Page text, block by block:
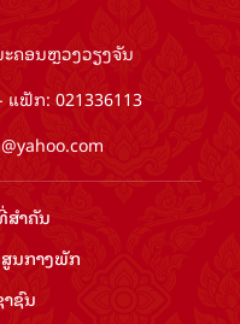
ຄອນຫຼວງວຽງຈັນ
ແຟັກ: 021336113
ສຳ​ຄັນ​
ສູນ​ກາງ​ພັກ
ຊົນ